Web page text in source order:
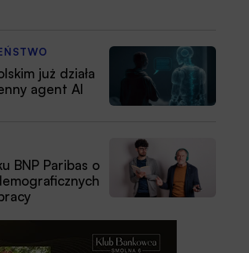
już działa
agent AI
BNP Paribas o